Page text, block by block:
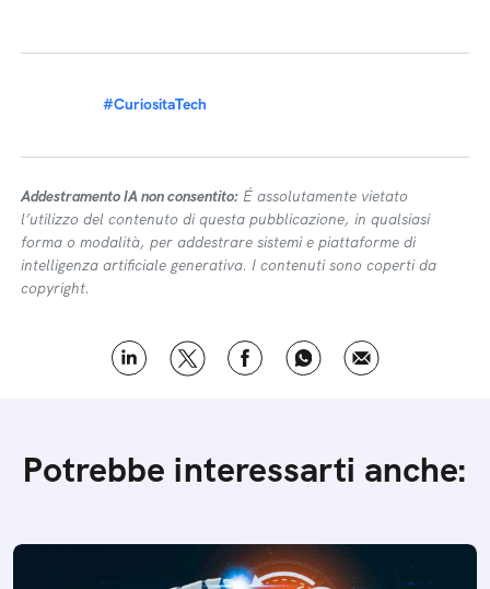
#CuriositaTech
Addestramento IA non consentito: É assolutamente vietato
l’utilizzo del contenuto di questa pubblicazione, in qualsiasi
forma o modalità, per addestrare sistemi e piattaforme di
intelligenza artificiale generativa. I contenuti sono coperti da
copyright.
Potrebbe interessarti anche: